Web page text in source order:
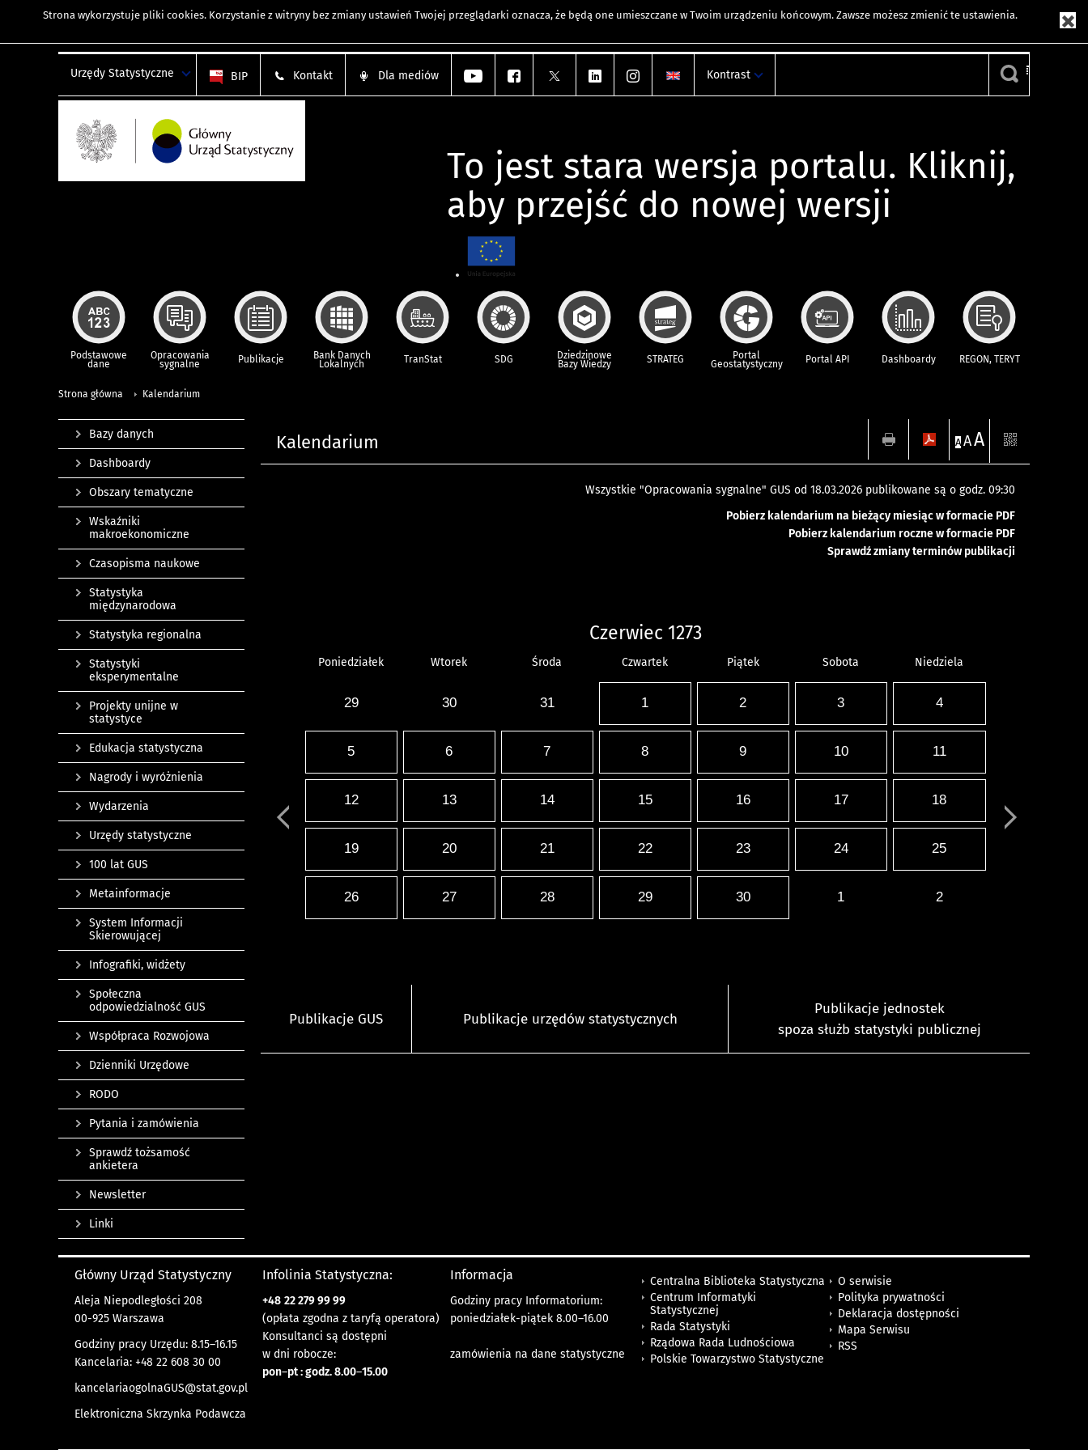
Strona wykorzystuje pliki cookies. Korzystanie z witryny bez zmiany ustawień Twojej przeglądarki oznacza, że będą one umieszczane w Twoim urządzeniu końcowym. Zawsze możesz zmienić te ustawienia.
Urzędy Statystyczne BIP Kontakt Dla mediów Kontrast
To jest stara wersja portalu. Kliknij,
aby przejść do nowej wersji
Podstawowe
dane
Opracowania
sygnalne Publikacje Bank Danych
Lokalnych TranStat SDG Dziedzinowe
Bazy Wiedzy STRATEG Portal
Geostatystyczny Portal API Dashboardy REGON, TERYT
Strona główna Kalendarium
Kalendarium A AA
Wszystkie "Opracowania sygnalne" GUS od 18.03.2026 publikowane są o godz. 09:30
Pobierz kalendarium na bieżący miesiąc w formacie PDF
Pobierz kalendarium roczne w formacie PDF
Sprawdź zmiany terminów publikacji
Czerwiec 1273
Poniedziałek Wtorek Środa Czwartek Piątek Sobota Niedziela
29 30 31 1 2 3 4
5 6 7 8 9 10 11
12 13 14 15 16 17 18
19 20 21 22 23 24 25
26 27 28 29 30 1 2
Publikacje GUS Publikacje urzędów statystycznych
Publikacje jednostek
spoza służb statystyki publicznej
Bazy danych
Dashboardy
Obszary tematyczne
Wskaźniki
makroekonomiczne
Czasopisma naukowe
Statystyka
międzynarodowa
Statystyka regionalna
Statystyki
eksperymentalne
Projekty unijne w
statystyce
Edukacja statystyczna
Nagrody i wyróżnienia
Wydarzenia
Urzędy statystyczne
100 lat GUS
Metainformacje
System Informacji
Skierowującej
Infografiki, widżety
Społeczna
odpowiedzialność GUS
Współpraca Rozwojowa
Dzienniki Urzędowe
RODO
Pytania i zamówienia
Sprawdź tożsamość
ankietera
Newsletter
Linki
Główny Urząd Statystyczny
Aleja Niepodległości 208
00-925 Warszawa
Godziny pracy Urzędu: 8.15–16.15
Kancelaria: +48 22 608 30 00
kancelariaogolnaGUS@stat.gov.pl
Elektroniczna Skrzynka Podawcza
Infolinia Statystyczna:
+48 22 279 99 99
(opłata zgodna z taryfą operatora)
Konsultanci są dostępni
w dni robocze:
pon–pt : godz. 8.00–15.00
Informacja
Godziny pracy Informatorium:
poniedziałek-piątek 8.00–16.00
zamówienia na dane statystyczne
Centralna Biblioteka Statystyczna
Centrum Informatyki
Statystycznej
Rada Statystyki
Rządowa Rada Ludnościowa
Polskie Towarzystwo Statystyczne
O serwisie
Polityka prywatności
Deklaracja dostępności
Mapa Serwisu
RSS